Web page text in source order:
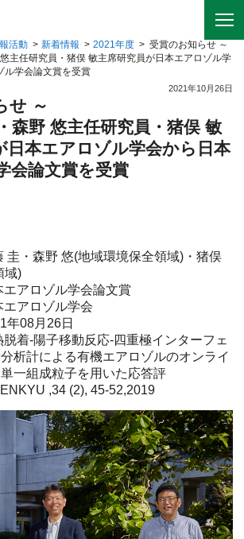
活動 > 新着情報 > 2021年度 > 受賞のお知らせ ～
主任研究員・猪俣 敏主席研究員が日本エアロゾル学
ル学会論文賞を受賞
2021年10月26日
せ ～
森野 悠主任研究員・猪俣 敏
日本エアロゾル学会から日本
会論文賞を受賞
・森野 悠(地域環境保全領域)・猪俣
域)
ロゾル学会論文賞
アロゾル学会
08月26日
-陽子移動反応-四重極インターフェ
析計による有機エアロゾルのオンライ
一組成粒子を用いた応答評
,34 (2), 45-52,2019